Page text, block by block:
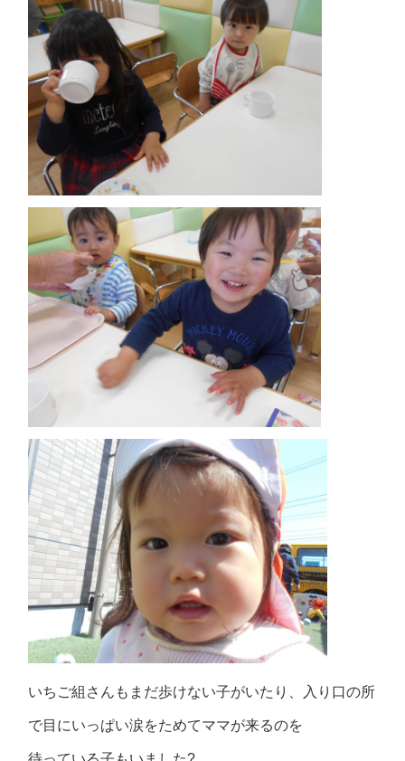
いちご組さんもまだ歩けない子がいたり、入り口の所
で目にいっぱい涙をためてママが来るのを